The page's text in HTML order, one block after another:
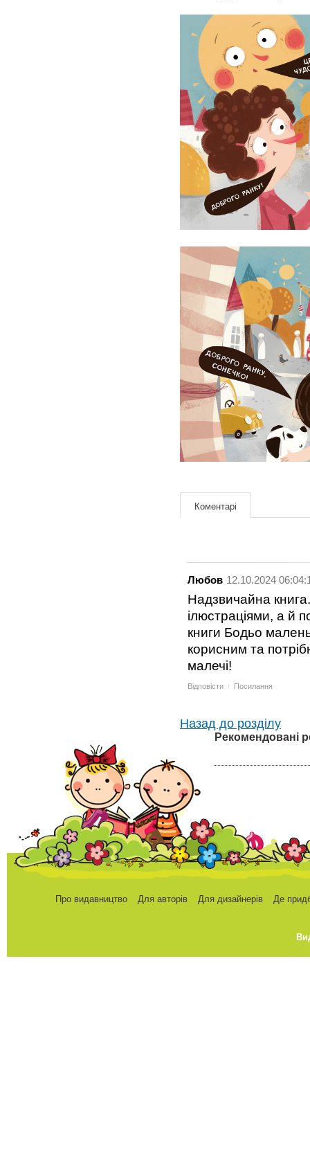
Коментарі
Любов 12.10.2024
Надзвичайна
ілюстраціями, а й
книги Бодьо
корисним та
малечі!
Відповісти Посилання
Назад до розділу
Рекомендовані
Про видавництво Для авторів Для дизайнерів Де